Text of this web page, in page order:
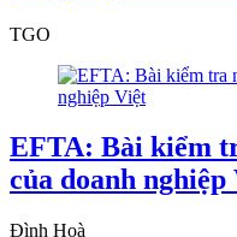
TGO
EFTA: Bài kiểm
của doanh nghiệp
Đình Hoà